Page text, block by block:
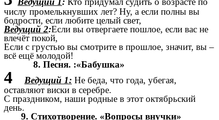
числу промелькнувших лет? Ну, а если полны вы
бодрости, если любите целый свет,
Ведущий 2:Если вы отвергаете пошлое, если вас не
влечёт покой,
Если с грустью вы смотрите в прошлое, значит, вы –
всё ещё молодой!
8. Песня. :«Бабушка»
4 Ведущий 1: Не беда, что года, убегая,
оставляют виски в серебре.
С праздником, наши родные в этот октябрьский
день.
9. Стихотворение. «Вопросы внучки»